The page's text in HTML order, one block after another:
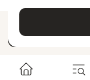
UID: